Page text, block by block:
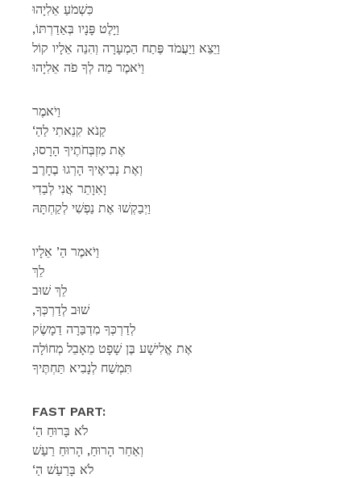
כִּשְׁמֹעַ אֵלִיָהוּ
,וַיָלֶט פָּנָיו בְּאַדַרְתּוֹ
וַיֵצֵא וַיַעֲמֹד פֶּתַח הַמְעָרָה וְהִנֵה אֵלָיו קוֹל
וַיֹאמֶר מַה לְךָ פֹה אֵלִיָהוּ
וַיֹאמֶר
‘קַנֹא קִנֵאתִי לַהַ
,אֶת מִזְבְּחֹתֶיךָ הָרָסוּ
וְאֶת נְבִיאֶיךָ הָרְגוּ בֶחָרֶב
וָאִוָתֵר אֲנִי לְבַדִי
וַיְבַקְשׁוּ אֶת נַפְשִׁי לְקַחְתָּהּ
וַיֹאמֶר הַ’ אֵלָיו
לֵךְ
לֵךְ שׁוּב
,שׁוּב לְדַרְכְּךָ
לְדַרְכְּךָ מִדְבַּרָה דַמָשֶׂק
אֶת אֱלִישָׁע בֶּן שָׁפָט מֵאָבֵל מְחוֹלָה
תִּמְשַׁח לְנָבִיא תַּחְתֶּיךָ
FAST PART:
‘לֹא בָּרוּחַ הַ
וְאַחַר הָרוּחַ, הָרוּחַ רַעַשׁ
‘לֹא בָּרַעַשׁ הַ